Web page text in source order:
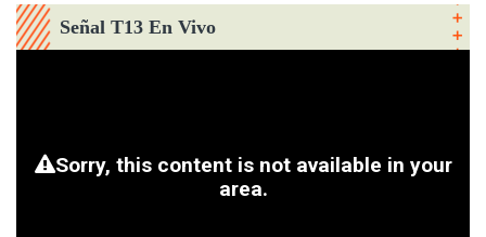
Señal T13 En Vivo